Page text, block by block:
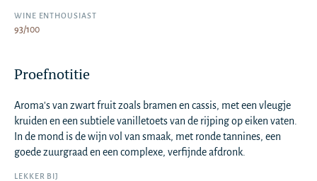
WINE ENTHOUSIAST
93/100
Proefnotitie
Aroma's van zwart fruit zoals bramen en cassis, met een vleugje
kruiden en een subtiele vanilletoets van de rijping op eiken vaten.
In de mond is de wijn vol van smaak, met ronde tannines, een
goede zuurgraad en een complexe, verfijnde afdronk.
LEKKER BIJ